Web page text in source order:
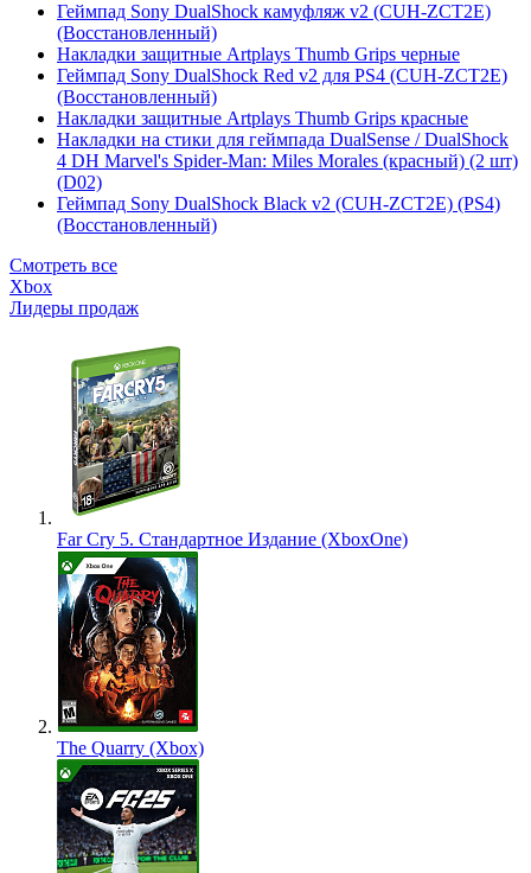
Геймпад Sony DualShock камуфляж v2 (CUH-ZCT2E)
(Восстановленный)
Накладки защитные Artplays Thumb Grips черные
Геймпад Sony DualShock Red v2 для PS4 (CUH-ZCT2E)
(Восстановленный)
Накладки защитные Artplays Thumb Grips красные
Накладки на стики для геймпада DualSense / DualShock
4 DH Marvel's Spider-Man: Miles Morales (красный) (2 шт)
(D02)
Геймпад Sony DualShock Black v2 (CUH-ZCT2E) (PS4)
(Восстановленный)
Смотреть все
Xbox
Лидеры продаж
Far Cry 5. Стандартное Издание (XboxOne)
The Quarry (Xbox)